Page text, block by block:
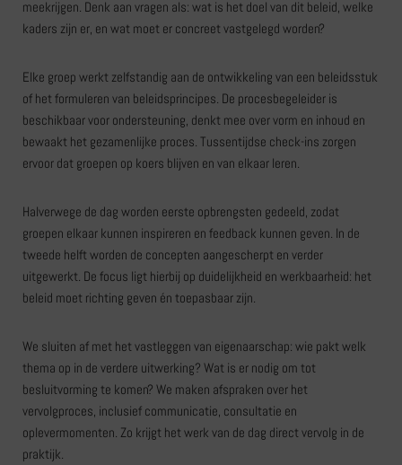
meekrijgen. Denk aan vragen als: wat is het doel van dit beleid, welke
kaders zijn er, en wat moet er concreet vastgelegd worden?
Elke groep werkt zelfstandig aan de ontwikkeling van een beleidsstuk
of het formuleren van beleidsprincipes. De procesbegeleider is
beschikbaar voor ondersteuning, denkt mee over vorm en inhoud en
bewaakt het gezamenlijke proces. Tussentijdse check-ins zorgen
ervoor dat groepen op koers blijven en van elkaar leren.
Halverwege de dag worden eerste opbrengsten gedeeld, zodat
groepen elkaar kunnen inspireren en feedback kunnen geven. In de
tweede helft worden de concepten aangescherpt en verder
uitgewerkt. De focus ligt hierbij op duidelijkheid en werkbaarheid: het
beleid moet richting geven én toepasbaar zijn.
We sluiten af met het vastleggen van eigenaarschap: wie pakt welk
thema op in de verdere uitwerking? Wat is er nodig om tot
besluitvorming te komen? We maken afspraken over het
vervolgproces, inclusief communicatie, consultatie en
oplevermomenten. Zo krijgt het werk van de dag direct vervolg in de
praktijk.